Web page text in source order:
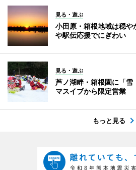
見る・遊ぶ
小田原・箱根地域は穏
や駅伝応援でにぎわい
見る・遊ぶ
芦ノ湖畔・箱根園に「
マスイブから限定営業
もっと見る